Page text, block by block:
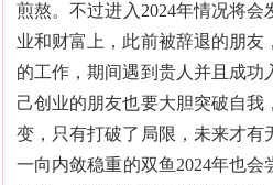
煎熬。不过进入2024年情况将
业和财富上，此前被辞退的朋友
的工作，期间遇到贵人并且成功
己创业的朋友也要大胆突破自我
变，只有打破了局限，未来才有
一向内敛稳重的双鱼2024年也